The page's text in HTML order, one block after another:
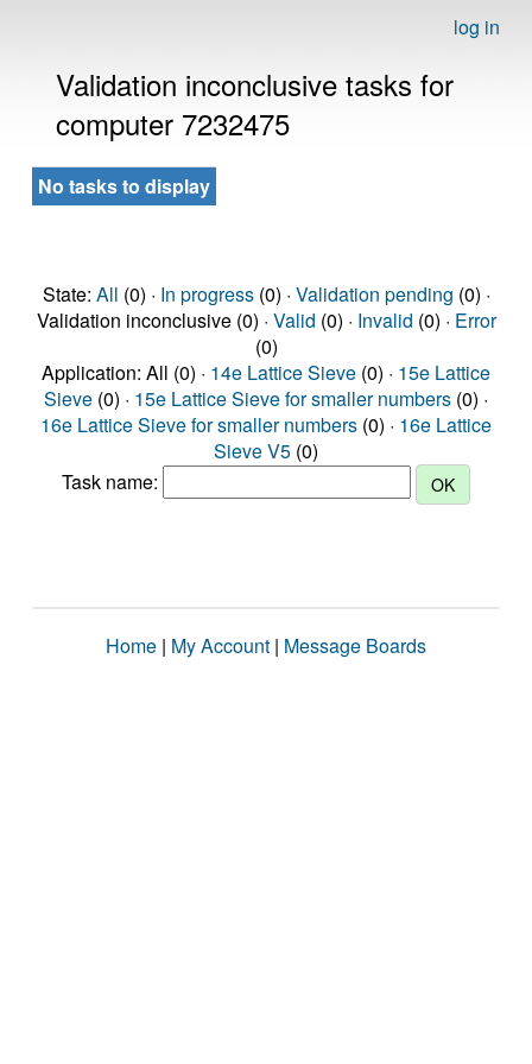
log in
Validation inconclusive tasks for
computer 7232475
No tasks to display
State: All (0) · In progress(0) · Validation pending (0) ·
Validation inconclusive (0) · Valid (0) · Invalid (0) · Error
(0)
Application: All (0) · 14e Lattice Sieve (0) · 15e Lattice
Sieve (0) · 15e Lattice Sieve for smaller numbers (0) ·
16e Lattice Sieve for smaller numbers (0) · 16e Lattice
Sieve V5 (0)
Task name:
Home | My Account | Message Boards